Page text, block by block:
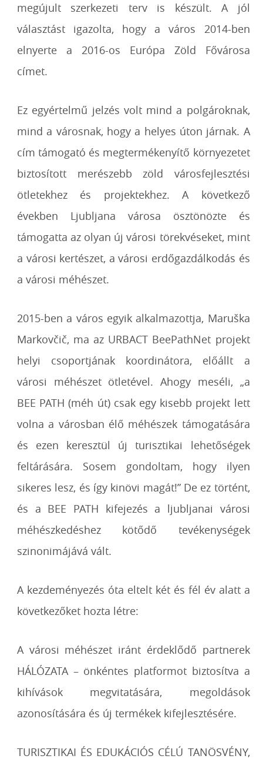
megújult szerkezeti terv is készült. A jól
választást igazolta, hogy a város 2014-ben
elnyerte a 2016-os Európa Zöld Fővárosa
címet.
Ez egyértelmű jelzés volt mind a polgároknak,
mind a városnak, hogy a helyes úton járnak. A
cím támogató és megtermékenyítő környezetet
biztosított merészebb zöld városfejlesztési
ötletekhez és projektekhez. A következő
években Ljubljana városa ösztönözte és
támogatta az olyan új városi törekvéseket, mint
a városi kertészet, a városi erdőgazdálkodás és
a városi méhészet.
2015-ben a város egyik alkalmazottja, Maruška
Markovčič, ma az URBACT BeePathNet projekt
helyi csoportjának koordinátora, előállt a
városi méhészet ötletével. Ahogy meséli, „a
BEE PATH (méh út) csak egy kisebb projekt lett
volna a városban élő méhészek támogatására
és ezen keresztül új turisztikai lehetőségek
feltárására. Sosem gondoltam, hogy ilyen
sikeres lesz, és így kinövi magát!” De ez történt,
és a BEE PATH kifejezés a ljubljanai városi
méhészkedéshez kötődő tevékenységek
szinonimájává vált.
A kezdeményezés óta eltelt két és fél év alatt a
következőket hozta létre:
A városi méhészet iránt érdeklődő partnerek
HÁLÓZATA – önkéntes platformot biztosítva a
kihívások megvitatására, megoldások
azonosítására és új termékek kifejlesztésére.
TURISZTIKAI ÉS EDUKÁCIÓS CÉLÚ TANÖSVÉNY,